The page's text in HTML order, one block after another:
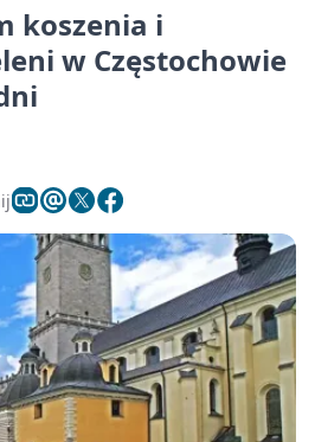
koszenia i
w Częstochowie